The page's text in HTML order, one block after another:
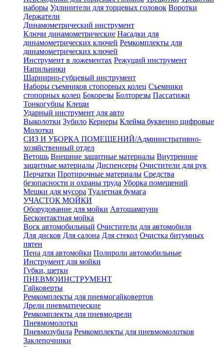
наборы Удлинители для торцевых головок Воротки
Держатели
Динамометрический инструмент
Ключи динамометрические Насадки для
динамометрических ключей Ремкомплекты для
динамометрических ключей
Инструмент в ложементах Режущий инструмент
Напильники
Шарнирно-губцевый инструмент
Наборы съемников стопорных колец Съемники
стопорных колец Бокорезы Болторезы Пассатижи
Тонкогубцы Клещи
Ударный инструмент для авто
Выколотки Зубило Кернеры Клейма буквенно цифровые
Молотки
СИЗ И УБОРКА ПОМЕЩЕНИЙ/Административно-
хозяйственный отдел
Ветошь Внешние защитные материалы Внутренние
защитные материалы Диспенсеры Очистители для рук
Перчатки Протирочные материалы Средства
безопасности и охраны труда Уборка помещений
Мешки для мусора Туалетная бумага
УЧАСТОК МОЙКИ
Оборудование для мойки Автошампуни
Бесконтактная мойка
Воск автомобильный Очистители для автомобиля
Для дисков Для салона Для стекол Очистка битумных
пятен
Пена для автомойки Полироли автомобильные
Инструмент для мойки
Губки, щетки
ПНЕВМОИНСТРУМЕНТ
Гайковерты
Ремкомплекты для пневмогайковертов
Дрели пневматические
Ремкомплекты для пневмодрели
Пневмомолотки
Пневмозубила Ремкомплекты для пневмомолотков
Заклепочники